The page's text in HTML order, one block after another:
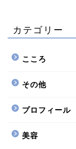
カテゴリー
こころ
その他
プロフィール
美容